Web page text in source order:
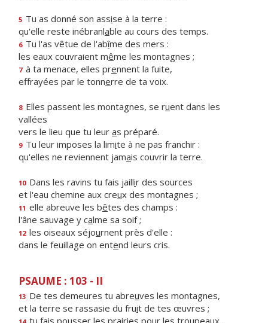
5 Tu as donné son assise à la terre :
qu'elle reste inébranlable au cours des temps.
6 Tu l'as vêtue de l'abîme des mers :
les eaux couvraient même les montagnes ;
7 à ta menace, elles prennent la fuite,
effrayées par le tonnerre de ta voix.
8 Elles passent les montagnes, se ruent dans les
vallées
vers le lieu que tu leur as préparé.
9 Tu leur imposes la limite à ne pas franchir :
qu'elles ne reviennent jamais couvrir la terre.
10 Dans les ravins tu fais jaillir des sources
et l'eau chemine aux creux des montagnes ;
11 elle abreuve les bêtes des champs :
l'âne sauvage y calme sa soif ;
12 les oiseaux séjournent près d'elle :
dans le feuillage on entend leurs cris.
PSAUME : 103 - II
13 De tes demeures tu abreuves les montagnes,
et la terre se rassasie du fruit de tes œuvres ;
tu fais pousser les prairies pour les troupeaux,